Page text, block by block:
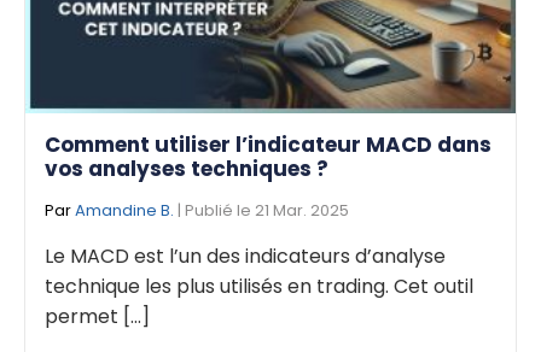
Comment utiliser l’indicateur MACD dans
vos analyses techniques ?
ParAmandine B. | Publié le 21 Mar. 2025
Le MACD est l’un des indicateurs d’analyse
technique les plus utilisés en trading. Cet outil
permet [...]